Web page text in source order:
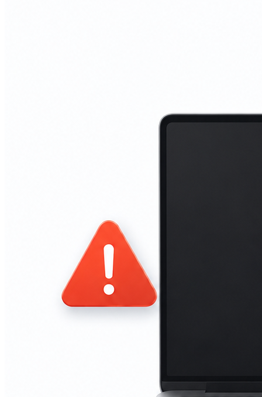
Ремонт Macbook
Macbook 12 (А1534)
MacBook Air
(A1369/A1370/A1465/A1466)
MacBook Pro (А2141/А2159/